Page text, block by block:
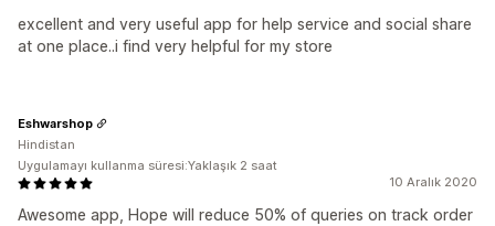
excellent and very useful app for help service and social share
at one place..i find very helpful for my store
10 Aralık 2020
Awesome app, Hope will reduce 50% of queries on track order
Eshwarshop
Hindistan
Uygulamayı kullanma süresi:Yaklaşık 2 saat